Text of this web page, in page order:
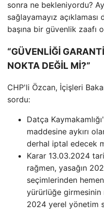
sonra ne bekleniyordu?
sağlayamayız
başına bir güvenlik zaafı
“GÜVENLİĞİ
NOKTA DEĞİL Mİ?”
CHP'li Özcan, İçişleri
sordu:
Datça
maddesine aykırı
derhal iptal edecek
Karar 13.03.2024
rağmen, yasağın
seçimlerinden
yürürlüğe girmesinin
2024 yerel yönetim